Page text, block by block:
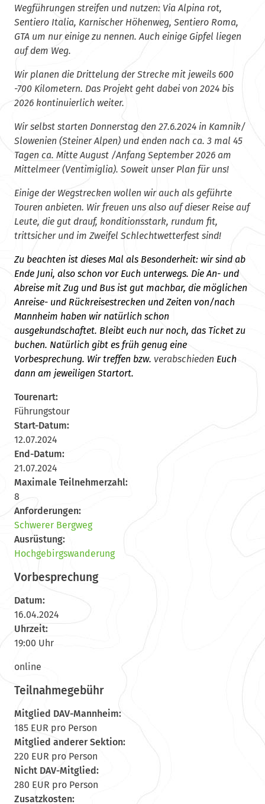
Wegführungen streifen und nutzen: Via Alpina rot,
Sentiero Italia, Karnischer Höhenweg, Sentiero Roma,
GTA um nur einige zu nennen. Auch einige Gipfel liegen
auf dem Weg.
Wir planen die Drittelung der Strecke mit jeweils 600
-700 Kilometern. Das Projekt geht dabei von 2024 bis
2026 kontinuierlich weiter.
Wir selbst starten Donnerstag den 27.6.2024 in Kamnik/
Slowenien (Steiner Alpen) und enden nach ca. 3 mal 45
Tagen ca. Mitte August /Anfang September 2026 am
Mittelmeer (Ventimiglia). Soweit unser Plan für uns!
Einige der Wegstrecken wollen wir auch als geführte
Touren anbieten. Wir freuen uns also auf dieser Reise auf
Leute, die gut drauf, konditionsstark, rundum fit,
trittsicher und im Zweifel Schlechtwetterfest sind!
Zu beachten ist dieses Mal als Besonderheit: wir sind ab
Ende Juni, also schon vor Euch unterwegs. Die An- und
Abreise mit Zug und Bus ist gut machbar, die möglichen
Anreise- und Rückreisestrecken und Zeiten von/nach
Mannheim haben wir natürlich schon
ausgekundschaftet. Bleibt euch nur noch, das Ticket zu
buchen. Natürlich gibt es früh genug eine
Vorbesprechung. Wir treffen bzw. verabschiedenEuch
dann am jeweiligen Startort.
Tourenart:
Führungstour
Start-Datum:
12.07.2024
End-Datum:
21.07.2024
Maximale Teilnehmerzahl:
8
Anforderungen:
Schwerer Bergweg
Ausrüstung:
Hochgebirgswanderung
Vorbesprechung
Datum:
16.04.2024
Uhrzeit:
19:00 Uhr
online
Teilnahmegebühr
Mitglied DAV-Mannheim:
185 EUR pro Person
Mitglied anderer Sektion:
220 EUR pro Person
Nicht DAV-Mitglied:
280 EUR pro Person
Zusatzkosten: